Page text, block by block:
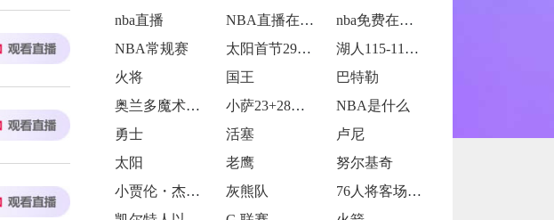
nba直播
NBA直播在线观看
nba免费在线高清直播
NBA常规赛
太阳首节29-30落后步行者
湖人115-119不敌火箭
火将
国王
巴特勒
奥兰多魔术的当家球星保罗-班凯罗
小萨23+28德罗赞24+9 国王114
NBA是什么
勇士
活塞
卢尼
太阳
老鹰
努尔基奇
小贾伦・杰克逊
灰熊队
76人将客场挑战魔术